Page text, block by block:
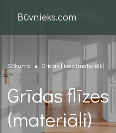
Būvnieks.com
Sākums Grīdas flīzes (materiāli)
Grīdas flīzes
(materiāli)